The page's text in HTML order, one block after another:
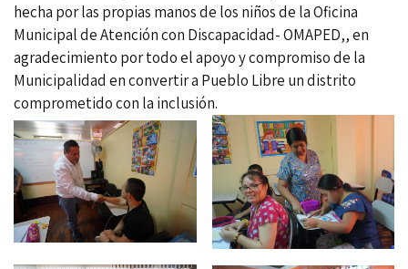
hecha por las propias manos de los niños de la Oficina
Municipal de Atención con Discapacidad- OMAPED,, en
agradecimiento por todo el apoyo y compromiso de la
Municipalidad en convertir a Pueblo Libre un distrito
comprometido con la inclusión.